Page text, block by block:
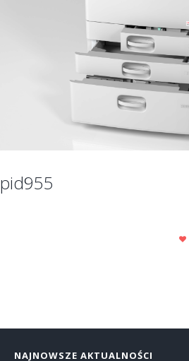
pid955
NAJNOWSZE AKTUALNOŚCI